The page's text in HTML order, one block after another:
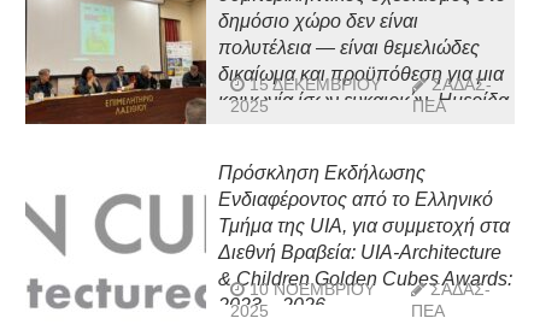
δημόσιο χώρο δεν είναι
πολυτέλεια — είναι θεμελιώδες
δικαίωμα και προϋπόθεση για μια
κοινωνία ίσων ευκαιριών. Ημερίδα
Αρχιτεκτόνων Λασιθίου, του
ΣΑΔΑΣ–ΠΕΑ, του Ερευνητικού
Εργαστηρίου CRISIS του
Πανεπιστημίου Ιωαννίνων και της
Σχολής Αρχιτεκτόνων του
Πολυτεχνείου Κρήτης, Σάββατο 29
15 ΔΕΚΕΜΒΡΊΟΥ
2025
ΣΑΔΑΣ-
ΠΕΑ
Πρόσκληση Εκδήλωσης
Ενδιαφέροντος από το Ελληνικό
Τμήμα της UIA, για συμμετοχή στα
Διεθνή Βραβεία: UIA-Architecture
& Children Golden Cubes Awards:
2023 – 2026
10 ΝΟΕΜΒΡΊΟΥ
2025
ΣΑΔΑΣ-
ΠΕΑ